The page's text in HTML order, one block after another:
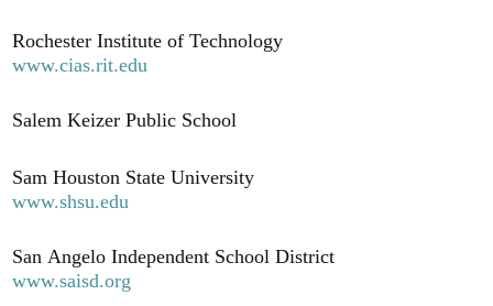
Rochester Institute of Technology
www.cias.rit.edu
Salem Keizer Public School
Sam Houston State University
www.shsu.edu
San Angelo Independent School District
www.saisd.org